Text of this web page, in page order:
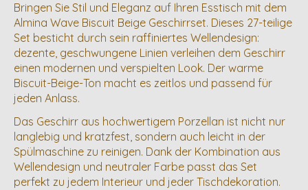
Bringen Sie Stil und Eleganz auf Ihren Esstisch mit dem
Almina Wave Biscuit Beige Geschirrset. Dieses 27-teilige
Set besticht durch sein raffiniertes Wellendesign:
dezente, geschwungene Linien verleihen dem Geschirr
einen modernen und verspielten Look. Der warme
Biscuit-Beige-Ton macht es zeitlos und passend für
jeden Anlass.
Das Geschirr aus hochwertigem Porzellan ist nicht nur
langlebig und kratzfest, sondern auch leicht in der
Spülmaschine zu reinigen. Dank der Kombination aus
Wellendesign und neutraler Farbe passt das Set
perfekt zu jedem Interieur und jeder Tischdekoration.